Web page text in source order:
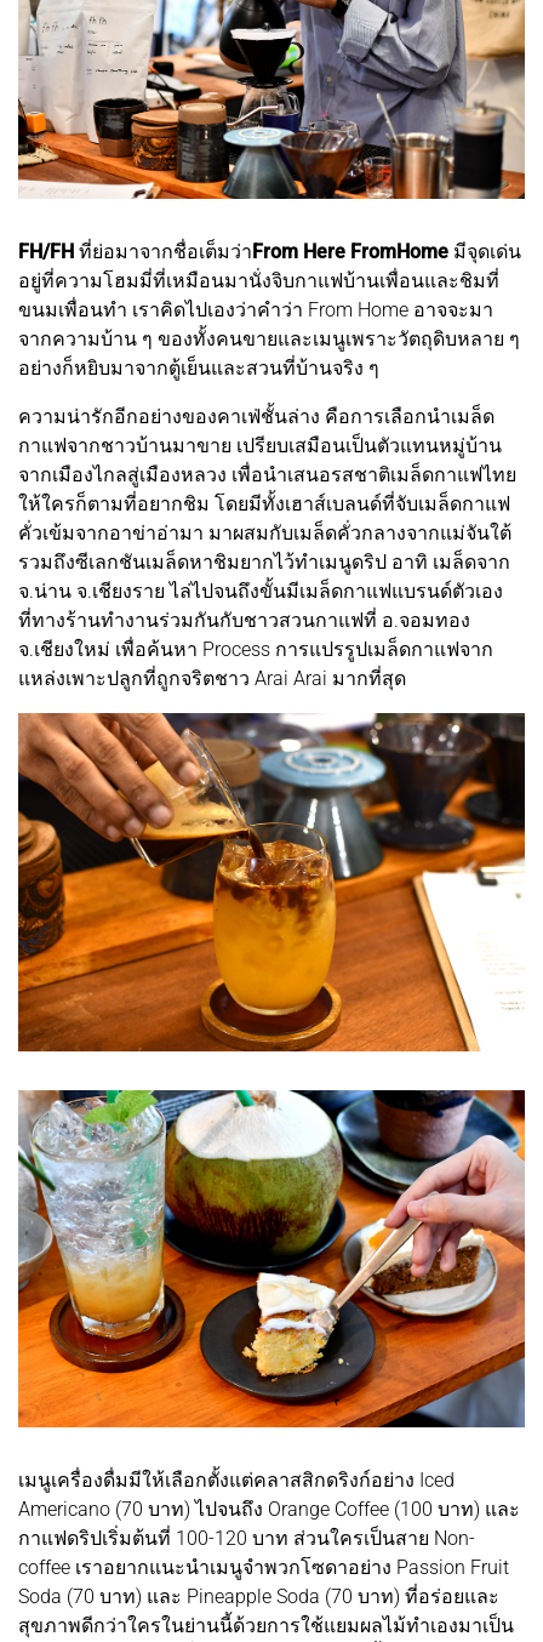
FH/FH ที่ย่อมาจากชื่อเต็มว่า From Here FromHome มีจุดเด่น
อยู่ที่ความโฮมมี่ที่เหมือนมานั่งจิบกาแฟบ้านเพื่อนและชิมที่
ขนมเพื่อนทำ เราคิดไปเองว่าคำว่า From Home อาจจะมา
จากความบ้าน ๆ ของทั้งคนขายและเมนูเพราะวัตถุดิบหลาย ๆ
อย่างก็หยิบมาจากตู้เย็นและสวนที่บ้านจริง ๆ
ความน่ารักอีกอย่างของคาเฟ่ชั้นล่าง คือการเลือกนำเมล็ด
กาแฟจากชาวบ้านมาขาย เปรียบเสมือนเป็นตัวแทนหมู่บ้าน
จากเมืองไกลสู่เมืองหลวง เพื่อนำเสนอรสชาติเมล็ดกาแฟไทย
ให้ใครก็ตามที่อยากชิม โดยมีทั้งเฮาส์เบลนด์ที่จับเมล็ดกาแฟ
คั่วเข้มจากอาข่าอ่ามา มาผสมกับเมล็ดคั่วกลางจากแม่จันใต้
รวมถึงซีเลกชันเมล็ดหาชิมยากไว้ทำเมนูดริป อาทิ เมล็ดจาก
จ.น่าน จ.เชียงราย ไล่ไปจนถึงขั้นมีเมล็ดกาแฟแบรนด์ตัวเอง
ที่ทางร้านทำงานร่วมกันกับชาวสวนกาแฟที่ อ.จอมทอง
จ.เชียงใหม่ เพื่อค้นหา Process การแปรรูปเมล็ดกาแฟจาก
แหล่งเพาะปลูกที่ถูกจริตชาว Arai Arai มากที่สุด
เมนูเครื่องดื่มมีให้เลือกตั้งแต่คลาสสิกดริงก์อย่าง Iced
Americano (70 บาท) ไปจนถึง Orange Coffee (100 บาท) และ
กาแฟดริปเริ่มต้นที่ 100-120 บาท ส่วนใครเป็นสาย Non-
coffee เราอยากแนะนำเมนูจำพวกโซดาอย่าง Passion Fruit
Soda (70 บาท) และ Pineapple Soda (70 บาท) ที่อร่อยและ
สุขภาพดีกว่าใครในย่านนี้ด้วยการใช้แยมผลไม้ทำเองมาเป็น